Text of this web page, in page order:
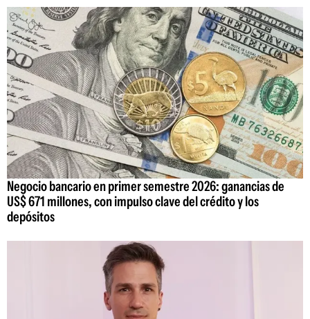
Negocio bancario en primer semestre 2026: ganancias de
US$ 671 millones, con impulso clave del crédito y los
depósitos